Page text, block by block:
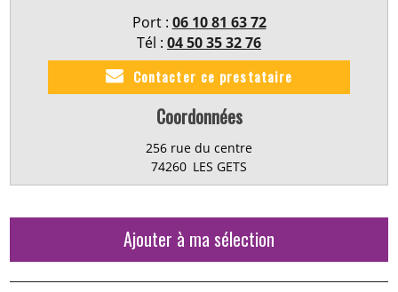
Contacter ce prestataire
Port : 06 10 81 63 72
Tél : 04 50 35 32 76
Coordonnées
256 rue du centre
74260 LES GETS
Ajouter à ma sélection